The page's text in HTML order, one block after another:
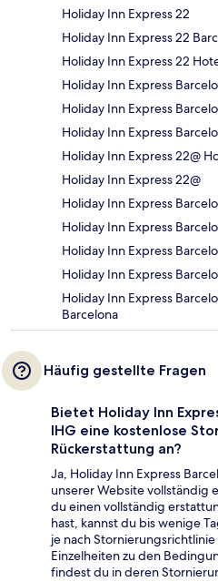
Holiday Inn Express 22
Holiday Inn Express 22
Holiday Inn Express 22
Holiday Inn Express
Holiday Inn Express
Holiday Inn Express
Holiday Inn Express 22@
Holiday Inn Express 22@
Holiday Inn Express
Holiday Inn Express
Holiday Inn Express
Holiday Inn Express
Holiday Inn Express
Barcelona
Häufig gestellte Fragen
Bietet Holiday Inn
IHG eine kostenlose
Rückerstattung an?
Ja, Holiday Inn Express
unserer Website vollständig
du einen vollständig
hast, kannst du bis wenige
je nach
Einzelheiten zu den
findest du in deren